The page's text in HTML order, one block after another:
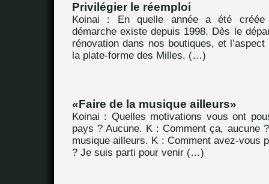
Privilégier le réemploi
Koinai : En quelle année a été créée
démarche existe depuis 1998. Dès le
rénovation dans nos boutiques, et
la plate-forme des Milles. (…)
Faire de la musique ailleurs
Koinai : Quelles motivations vous ont
pays ? Aucune. K : Comment ça, aucune
musique ailleurs. K : Comment avez-vous
? Je suis parti pour venir (…)